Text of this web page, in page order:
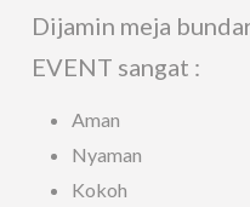
Dijamin meja
EVENT sangat :
Aman
Nyaman
Kokoh